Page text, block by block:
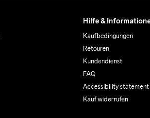
Hilfe &
Kaufbedingungen
Retouren
Kundendienst
FAQ
Accessibility statement
Kauf widerrufen